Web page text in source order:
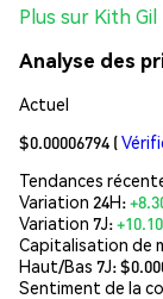
Plus sur Kith Gil
Analyse des
Actuel
$0.00006794 (
Tendances
Variation 24H:
Variation 7J:
Capitalisation de
Haut/Bas 7J: $
Sentiment de la